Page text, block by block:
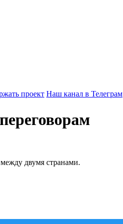
проект Наш канал в Телеграм
двумя странами.